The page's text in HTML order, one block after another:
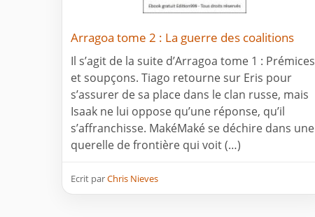
Arragoa tome 2 : La guerre des coalitions
Il s’agit de la suite d’Arragoa tome 1 : Prémices
et soupçons. Tiago retourne sur Eris pour
s’assurer de sa place dans le clan russe, mais
Isaak ne lui oppose qu’une réponse, qu’il
s’affranchisse. MakéMaké se déchire dans une
querelle de frontière qui voit (…)
Ecrit parChris Nieves